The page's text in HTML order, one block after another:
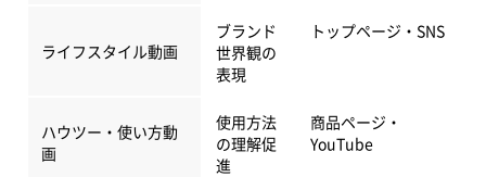
ライフスタイル動画
ブランド
世界観の
表現
トップページ・SNS
ハウツー・使い方動
画
使用方法
の理解促
進
商品ページ・
YouTube